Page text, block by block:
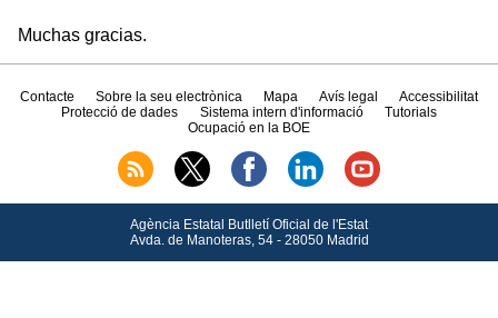
Muchas gracias.
Contacte Sobre la seu electrònica Mapa Avís legal
Accessibilitat
Protecció de dades
Sistema intern d'informació
Tutorials
Ocupació en la BOE
Agència Estatal Butlletí Oficial de l'Estat
Avda.de Manoteras, 54 - 28050 Madrid